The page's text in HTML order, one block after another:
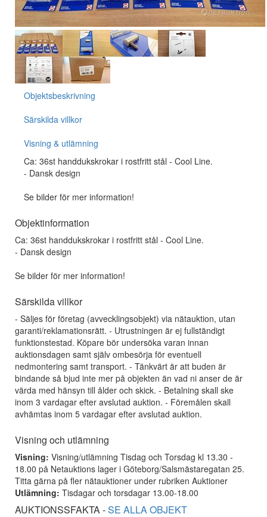
Objektsbeskrivning
Särskilda villkor
Visning & utlämning
Ca: 36st handdukskrokar i rostfritt stål - Cool Line.
- Dansk design
Se bilder för mer information!
Objektinformation
Ca: 36st handdukskrokar i rostfritt stål - Cool Line.
- Dansk design
Se bilder för mer information!
Särskilda villkor
- Säljes för företag (avvecklingsobjekt) via nätauktion, utan
garanti/reklamationsrätt. - Utrustningen är ej fullständigt
funktionstestad. Köpare bör undersöka varan innan
auktionsdagen samt själv ombesörja för eventuell
nedmontering samt transport. - Tänkvärt är att buden är
bindande så bjud inte mer på objekten än vad ni anser de är
värda med hänsyn till ålder och skick. - Betalning skall ske
inom 3 vardagar efter avslutad auktion. - Föremålen skall
avhämtas inom 5 vardagar efter avslutad auktion.
Visning och utlämning
Visning: Visning/utlämning Tisdag och Torsdag kl 13.30 -
18.00 på Netauktions lager i Göteborg/Salsmästaregatan 25.
Titta gärna på fler nätauktioner under rubriken Auktioner
Utlämning: Tisdagar och torsdagar 13.00-18.00
AUKTIONSSFAKTA -SE ALLA OBJEKT